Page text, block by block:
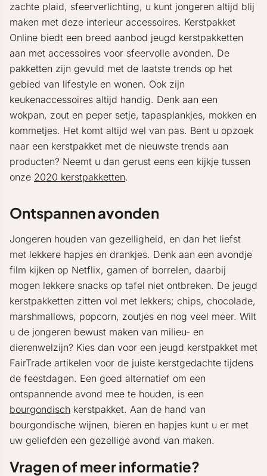
zachte plaid, sfeerverlichting, u kunt jongeren altijd blij
maken met deze interieur accessoires. Kerstpakket
Online biedt een breed aanbod jeugd kerstpakketten
aan met accessoires voor sfeervolle avonden. De
pakketten zijn gevuld met de laatste trends op het
gebied van lifestyle en wonen. Ook zijn
keukenaccessoires altijd handig. Denk aan een
wokpan, zout en peper setje, tapasplankjes, mokken en
kommetjes. Het komt altijd wel van pas. Bent u opzoek
naar een kerstpakket met de nieuwste trends aan
producten? Neemt u dan gerust eens een kijkje tussen
onze 2020 kerstpakketten.
Ontspannen avonden
Jongeren houden van gezelligheid, en dan het liefst
met lekkere hapjes en drankjes. Denk aan een avondje
film kijken op Netflix, gamen of borrelen, daarbij
mogen lekkere snacks op tafel niet ontbreken. De jeugd
kerstpakketten zitten vol met lekkers; chips, chocolade,
marshmallows, popcorn, zoutjes en nog veel meer. Wilt
u de jongeren bewust maken van milieu- en
dierenwelzijn? Kies dan voor een jeugd kerstpakket met
FairTrade artikelen voor de juiste kerstgedachte tijdens
de feestdagen. Een goed alternatief om een
ontspannende avond mee te houden, is een
bourgondisch kerstpakket. Aan de hand van
bourgondische wijnen, bieren en hapjes kunt u er met
uw geliefden een gezellige avond van maken.
Vragen of meer informatie?